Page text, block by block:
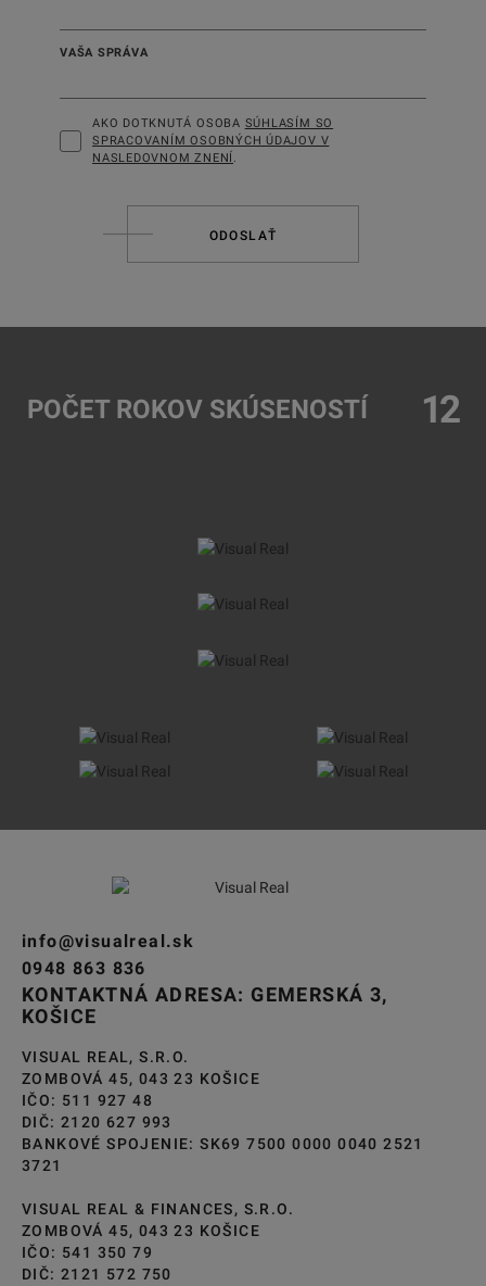
VAŠA SPRÁVA
AKO DOTKNUTÁ OSOBA SÚHLASÍM SO
SPRACOVANÍM OSOBNÝCH ÚDAJOV V
NASLEDOVNOM ZNENÍ .
ODOSLAŤ
POČET ROKOV SKÚSENOSTÍ 12
info@visualreal.sk
0948 863 836
KONTAKTNÁ ADRESA: GEMERSKÁ 3,
KOŠICE
VISUAL REAL, S.R.O.
ZOMBOVÁ 45, 043 23 KOŠICE
IČO: 511 927 48
DIČ: 2120 627 993
BANKOVÉ SPOJENIE: SK69 7500 0000 0040 2521
3721
VISUAL REAL & FINANCES, S.R.O.
ZOMBOVÁ 45, 043 23 KOŠICE
IČO: 541 350 79
DIČ: 2121 572 750